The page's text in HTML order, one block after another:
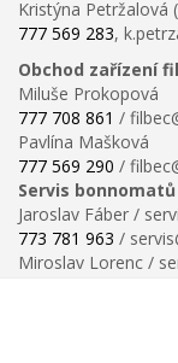
Kristýna Petržalová
777 569 283,
Obchod zařízení
Miluše Prokopová
777 708 861 /
Pavlína Mašková
777 569 290 /
Servis
Jaroslav Fáber /
773 781 963 /
Miroslav Lorenc /